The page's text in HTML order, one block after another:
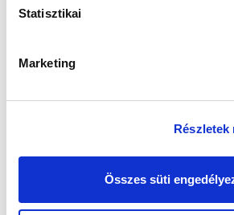
Statisztikai
Marketing
Részletek
Összes süti